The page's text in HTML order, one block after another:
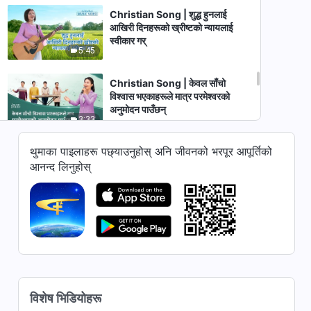
5:45
Christian Song | शुद्ध हुनलाई
आखिरी दिनहरूको ख्रीष्टको न्यायलाई
स्वीकार गर्
3:33
Christian Song | केवल साँचो
विश्‍वास भएकाहरूले मात्र परमेश्‍वरको
अनुमोदन पाउँछन्
4:15
Christian Song | परमेश्‍वरको
6:38
Christian Song | अन्त-समयको
ख्रीष्टको देखा पर्ने घटना र कामलाई कसरी
थुमाका पाइलाहरू पछ्याउनुहोस् अनि जीवनको भरपूर आपूर्तिको
आनन्द लिनुहोस्
विशेष भिडियोहरू